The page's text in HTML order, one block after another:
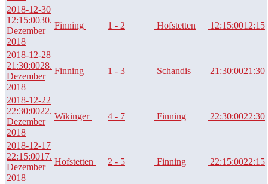
2018-12-30
12:15:0030.
Dezember
2018
Finning 1 - 2 Hofstetten 12:15:0012:15
2018-12-28
21:30:0028.
Dezember
2018
Finning 1 - 3 Schandis 21:30:0021:30
2018-12-22
22:30:0022.
Dezember
2018
Wikinger 4 - 7 Finning 22:30:0022:30
2018-12-17
22:15:0017.
Dezember
2018
Hofstetten 2 - 5 Finning 22:15:0022:15